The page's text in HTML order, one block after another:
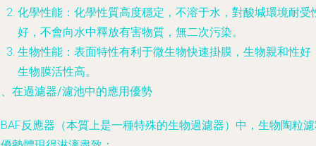
化學性能 ：化學性質高度穩定，不溶于水，對酸堿環境耐受
好，不會向水中釋放有害物質，無二次污染。
生物性能 ：表面特性有利于微生物快速掛膜，生物親和性好
生物膜活性高。
在過濾器/濾池中的應用優勢
反應器（本質上是一種特殊的生物過濾器）中，生物陶粒